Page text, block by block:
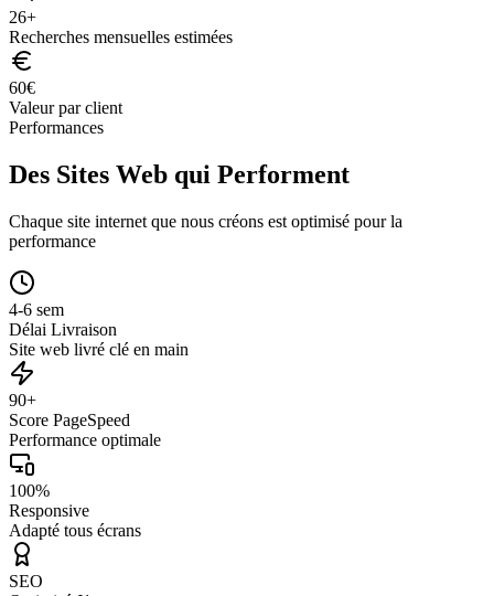
26+
Recherches mensuelles estimées
60€
Valeur par client
Performances
Des Sites Web qui Performent
Chaque site internet que nous créons est optimisé pour la
performance
4-6 sem
Délai Livraison
Site web livré clé en main
90+
Score PageSpeed
Performance optimale
100%
Responsive
Adapté tous écrans
SEO